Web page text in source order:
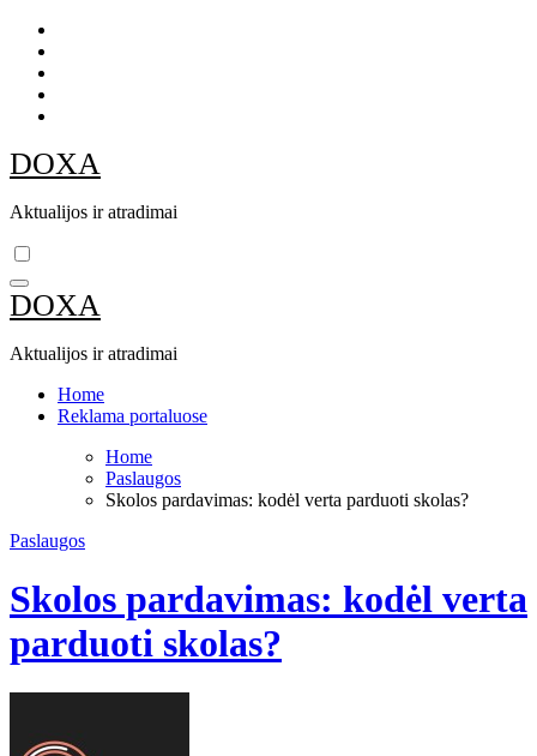
Skip
content
DOXA
Aktualijos ir atradimai
DOXA
Aktualijos ir atradimai
Home
Reklama portaluose
Home
Paslaugos
Skolos pardavimas: kodėl verta parduoti skolas?
Paslaugos
Skolos pardavimas: kodėl verta
parduoti skolas?